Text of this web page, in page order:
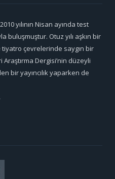
yılının Nisan ayında test
buluşmuştur. Otuz yılı aşkın bir
çevrelerinde saygın bir
Dergisi’nin düzeyli
bir yayıncılık yaparken de